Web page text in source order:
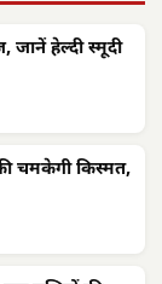
जानें हेल्दी स्मूदी
चमकेगी किस्मत,